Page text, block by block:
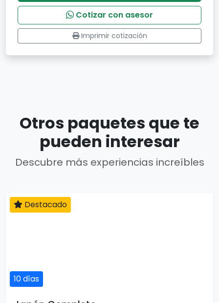
Cotizar con asesor
Imprimir cotización
Otros paquetes que te
pueden interesar
Descubre más experiencias increíbles
10 días
Destacado